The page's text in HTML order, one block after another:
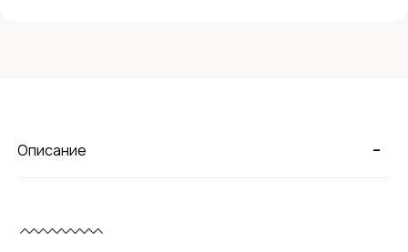
-
Описание